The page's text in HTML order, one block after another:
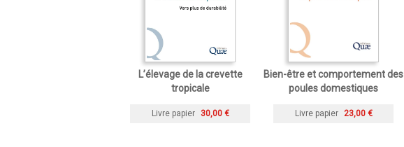
L’élevage de la crevette
tropicale
Livre papier 30,00 €
Bien-être et comportement des
poules domestiques
Livre papier 23,00 €